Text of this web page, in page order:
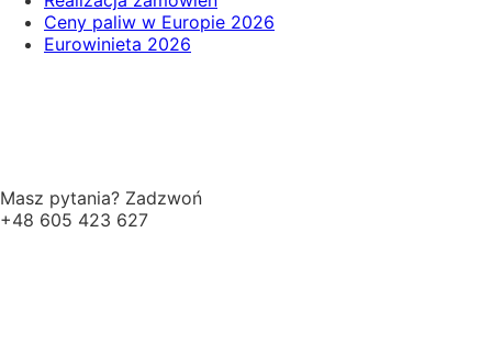
Ceny paliw w Europie 2026
Eurowinieta 2026
Masz pytania? Zadzwoń
+48 605 423 627